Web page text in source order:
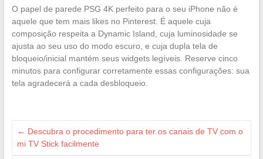
O papel de parede PSG 4K perfeito para o seu iPhone não é
aquele que tem mais likes no Pinterest. É aquele cuja
composição respeita a Dynamic Island, cuja luminosidade se
ajusta ao seu uso do modo escuro, e cuja dupla tela de
bloqueio/inicial mantém seus widgets legíveis. Reserve cinco
minutos para configurar corretamente essas configurações: sua
tela agradecerá a cada desbloqueio.
← Descubra o procedimento para ter os canais de TV com o
mi TV Stick facilmente